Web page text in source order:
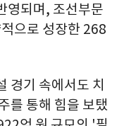
영되며, 조선부문
으로 성장한 268
경기 속에서도 치
를 통해 힘을 보탰